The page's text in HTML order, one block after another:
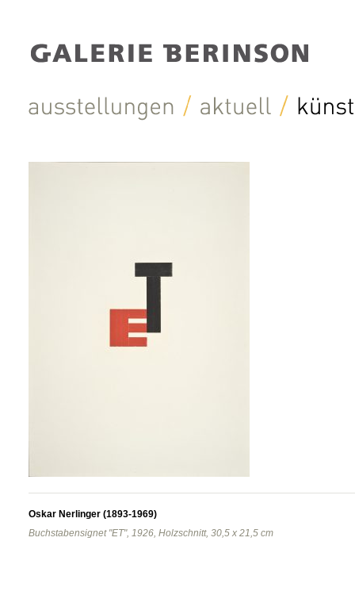
Oskar Nerlinger (1893-1969)
Buchstabensignet "ET", 1926, Holzschnitt, 30,5 x 21,5 cm